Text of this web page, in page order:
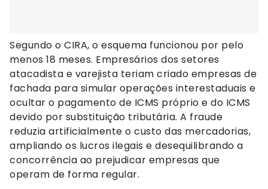
Segundo o CIRA, o esquema funcionou por pelo
menos 18 meses. Empresários dos setores
atacadista e varejista teriam criado empresas de
fachada para simular operações interestaduais e
ocultar o pagamento de ICMS próprio e do ICMS
devido por substituição tributária. A fraude
reduzia artificialmente o custo das mercadorias,
ampliando os lucros ilegais e desequilibrando a
concorrência ao prejudicar empresas que
operam de forma regular.